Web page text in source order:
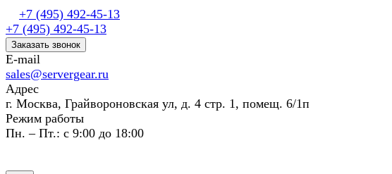
+7 (495) 492-45-13
+7 (495) 492-45-13
Заказать звонок
E-mail
sales@servergear.ru
Адрес
г. Москва, Грайвороновская ул, д. 4 стр. 1, помещ. 6/1п
Режим работы
Пн. – Пт.: с 9:00 до 18:00